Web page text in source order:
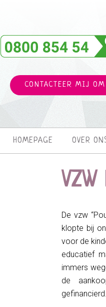
CONTACTEER MIJ
HOMEPAGE OVER
De vzw
klopte bij
voor de
educatief
immers
de
gefinancierd.